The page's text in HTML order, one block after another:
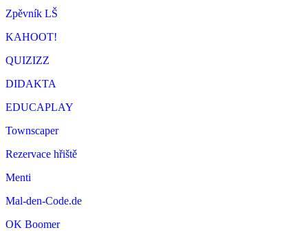
Zpěvník LŠ
KAHOOT!
QUIZIZZ
DIDAKTA
EDUCAPLAY
Townscaper
Rezervace hřiště
Menti
Mal-den-Code.de
OK Boomer